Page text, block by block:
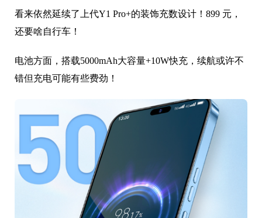
看来依然延续了上代Y1 Pro+的装饰充数设计！899 元，
还要啥自行车！
电池方面，搭载5000mAh大容量+10W快充，续航或许不
错但充电可能有些费劲！